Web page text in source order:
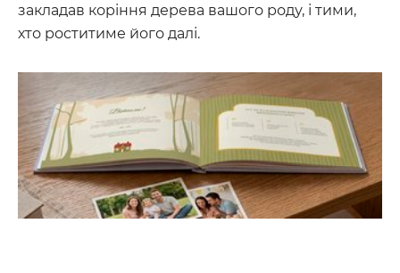
закладав коріння дерева вашого роду, і тими,
хто роститиме його далі.